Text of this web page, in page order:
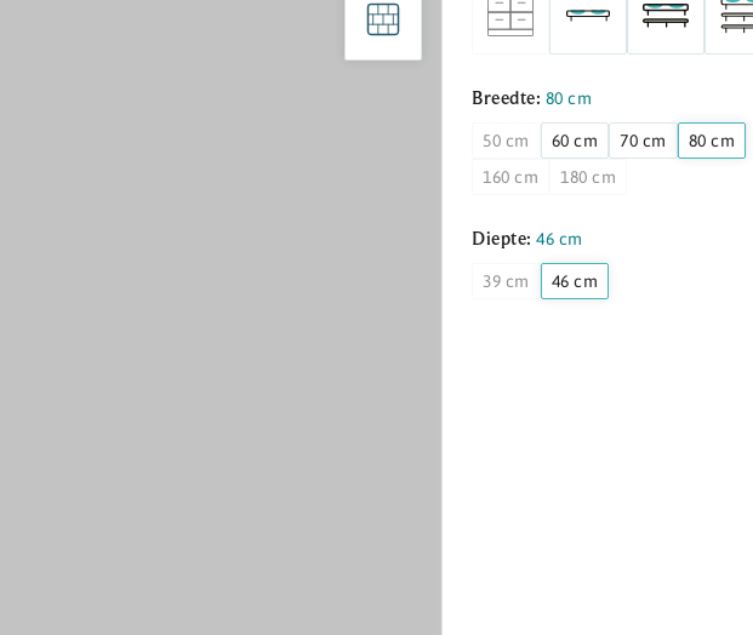
Breedte: 80 cm
50 cm 60 cm 70 cm 80 cm
160 cm
180 cm
Diepte: 46 cm
39 cm 46 cm